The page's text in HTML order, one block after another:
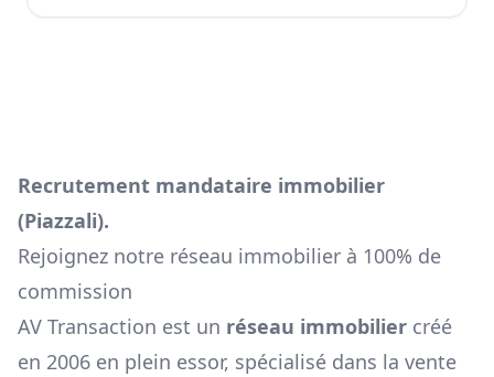
Recrutement mandataire immobilier
(Piazzali).
Rejoignez notre réseau immobilier à 100% de
commission
AV Transaction est un réseau immobilier créé
en 2006 en plein essor, spécialisé dans la vente